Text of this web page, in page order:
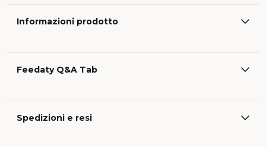
Informazioni prodotto
Feedaty Q&A Tab
Spedizioni e resi